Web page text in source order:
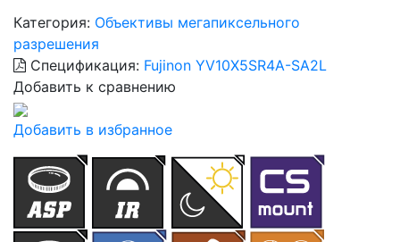
Категория: Объективы мегапиксельного
разрешения
Спецификация: Fujinon YV10X5SR4A-SA2L
Добавить к сравнению
Добавить в избранное